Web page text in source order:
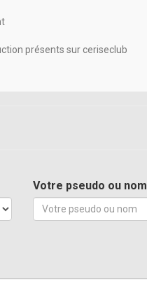
présents sur ceriseclub
Votre pseudo ou nom